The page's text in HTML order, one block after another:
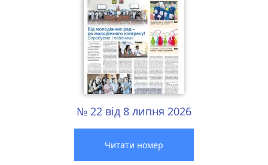
№ 22 від 8 липня 2026
Читати номер